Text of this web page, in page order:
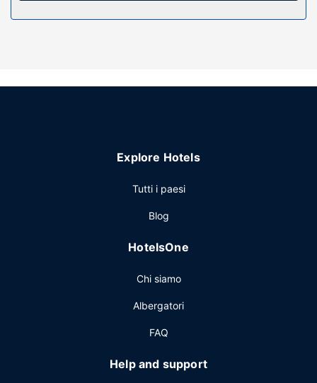
Attrattive della proprietà
Explore Hotels
Tutti i paesi
Blog
HotelsOne
Chi siamo
Albergatori
FAQ
Help and support